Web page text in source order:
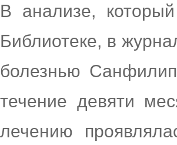
В анализе,
Библиотеке, в
болезнью
течение девяти
лечению